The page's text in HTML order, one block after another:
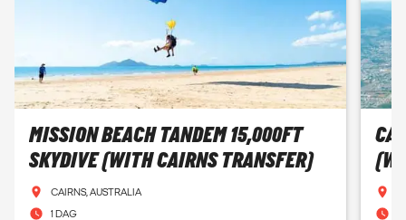
MISSION BEACH TANDEM 15,000FT
SKYDIVE (WITH CAIRNS TRANSFER)
CAIRNS, AUSTRALIA
1 DAG